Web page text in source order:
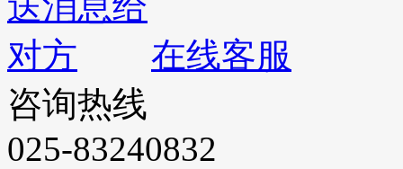
在线客服
咨询热线
025-83240832